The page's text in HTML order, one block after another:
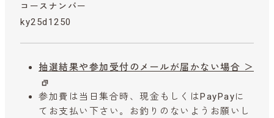
コースナンバー
ky25d1250
抽選結果や参加受付のメールが届かない場合 ＞
参加費は当日集合時、現金もしくはPayPayに
てお支払い下さい。お釣りのないようお願いし